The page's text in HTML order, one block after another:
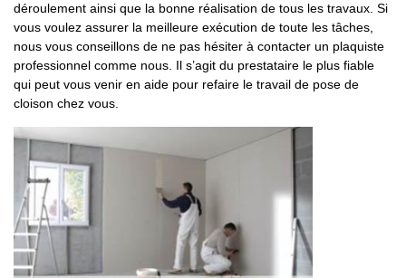
déroulement ainsi que la bonne réalisation de tous les travaux. Si
vous voulez assurer la meilleure exécution de toute les tâches,
nous vous conseillons de ne pas hésiter à contacter un plaquiste
professionnel comme nous. Il s’agit du prestataire le plus fiable
qui peut vous venir en aide pour refaire le travail de pose de
cloison chez vous.